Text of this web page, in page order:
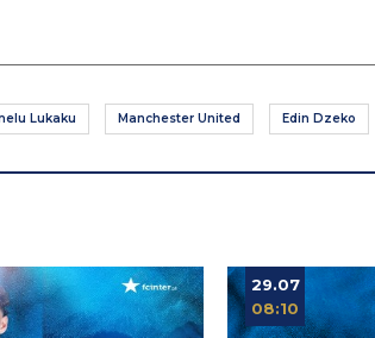
Lukaku Manchester United Edin Dzeko
29.07
08:10